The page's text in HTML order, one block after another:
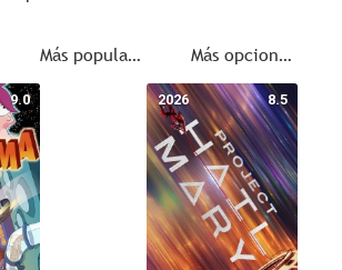
Más populares Más opciones
9.0 8.5
2026